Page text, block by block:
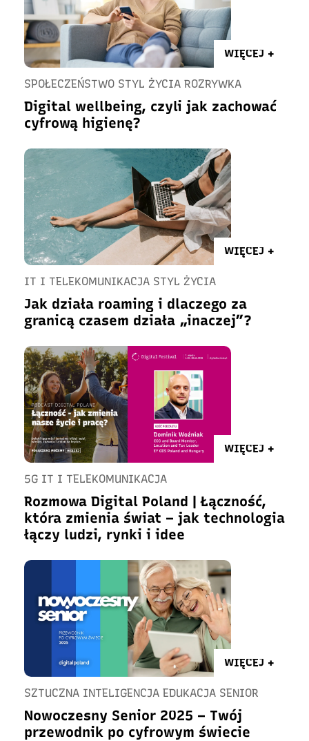
WIĘCEJ +
SPOŁECZEŃSTWO STYL ŻYCIA ROZRYWKA
Digital wellbeing, czyli jak zachować
cyfrową higienę?
WIĘCEJ +
IT I TELEKOMUNIKACJA STYL ŻYCIA
Jak działa roaming i dlaczego za
granicą czasem działa „inaczej”?
WIĘCEJ +
5G IT I TELEKOMUNIKACJA
Rozmowa Digital Poland | Łączność,
która zmienia świat – jak technologia
łączy ludzi, rynki i idee
WIĘCEJ +
SZTUCZNA INTELIGENCJA EDUKACJA SENIOR
Nowoczesny Senior 2025 – Twój
przewodnik po cyfrowym świecie